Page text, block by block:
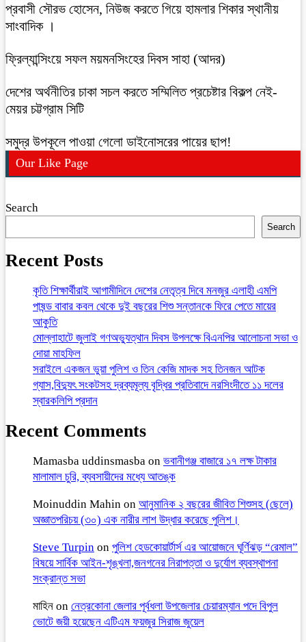
প্রবাসী সৌরভ হোসেন, নিউজ করতে গিয়ে হামলার শিকার স্থানীয়
সাংবাদিক ।
ফ্রিল্যান্সিংয়ে সফল ময়মনসিংহের দিবস সাহা (আদর)
দেশের অর্থনীতির চাকা সচল করতে সম্মিলিত প্রচেষ্টার বিকল্প নেই-
মেয়র চট্টগ্রাম সিটি
সমুদ্র উপকূলে পাওয়া গেলো ডাইনোসরের পায়ের ছাপ!
Our Like Page
Search
Search
Recent Posts
কৃতি শিক্ষার্থীরাই আগামীদিনে দেশের নেতৃত্ব দিবে মনজুর এলাহী এমপি
পাষন্ড বাবার কবল থেকে দুই বছরের শিশু সন্তানকে ফিরে পেতে মায়ের
আকুতি
মোল্লাহাটে জুলাই গণঅভ্যুত্থান দিবস উপলক্ষে বিএনপির আলোচনা সভা ও
দোয়া মাহফিল
সরাইলে একজন ভুয়া পুলিশ ও তিন কেজি মাদক সহ তিনজন আটক
গ্যাস,বিদ্যুৎ সংকটসহ দ্রব্যমূল্য বৃদ্ধির প্রতিবাদে নরসিংদীতে ১১ দলের
স্বারকলিপি প্রদান
Recent Comments
Mamasba uddinsmasba on ভবানীগঞ্জ বাজারে ১৭ লক্ষ টাকার
মালামাল চুরি, ব্যবসায়ীদের মধ্যে আতঙ্ক
Moinuddin Mahin on আনুমানিক ২ বছরের জীবিত শিশুসহ (ছেলে)
অজ্ঞাতপরিচয় (৩০) এক নারীর লাশ উদ্ধার করেছে পুলিশ।
Steve Turpin on পুলিশ হেডকোয়ার্টার্স এর আয়োজনে ঘূর্ণিঝড় “রেমাল”
বিষয়ে সার্বিক আইন-শৃঙ্খলা,জনগনের নিরাপত্তা ও দুর্যোগ ব্যবস্থাপনা
সংক্রান্ত সভা
মাহিন on নেত্রকোনা জেলার পূর্বধলা উপজেলার চেয়ারম্যান পদে বিপুল
ভোটে জয়ী হয়েছেন এটিএম ফয়জুর সিরাজ জুয়েল